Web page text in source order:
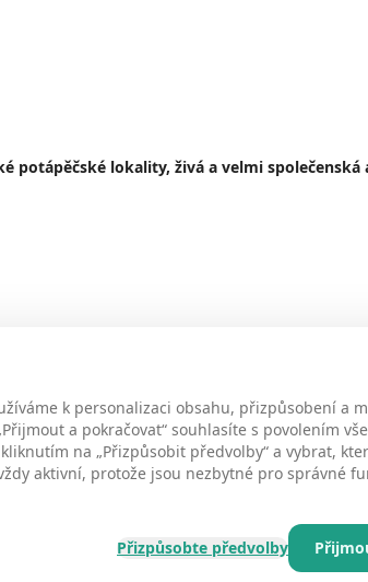
potápěčské lokality, živá a velmi společenská
k personalizaci obsahu, přizpůsobení a
a pokračovat“ souhlasíte s povolením
na „Přizpůsobit předvolby“ a vybrat,
aktivní, protože jsou nezbytné pro správné
Přizpůsobte předvolby